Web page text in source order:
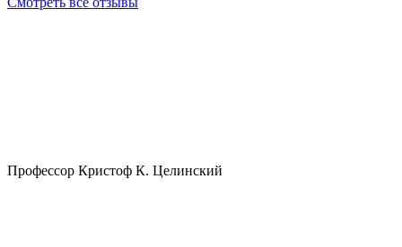
Профессор Кристоф К. Целинский